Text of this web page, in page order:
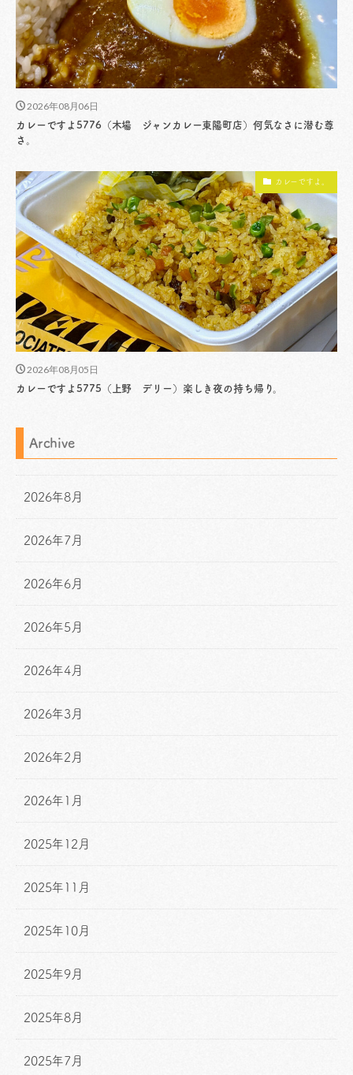
2026年08月06日
カレーですよ5776（木場 ジャンカレー東陽町店）何気なさに潜む尊
さ。
カレーですよ。
2026年08月05日
カレーですよ5775（上野 デリー）楽しき夜の持ち帰り。
Archive
2026年8月
2026年7月
2026年6月
2026年5月
2026年4月
2026年3月
2026年2月
2026年1月
2025年12月
2025年11月
2025年10月
2025年9月
2025年8月
2025年7月